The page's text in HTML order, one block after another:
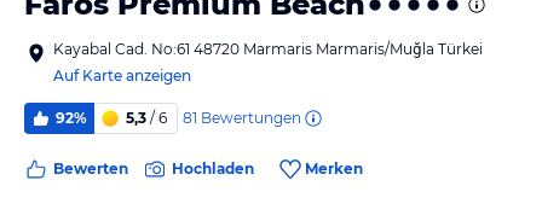
Kayabal Cad. No:61 48720 Marmaris Marmaris/Muğla Türkei
Auf Karte anzeigen
92% 5,3 / 6 81 Bewertungen
Bewerten Hochladen Merken